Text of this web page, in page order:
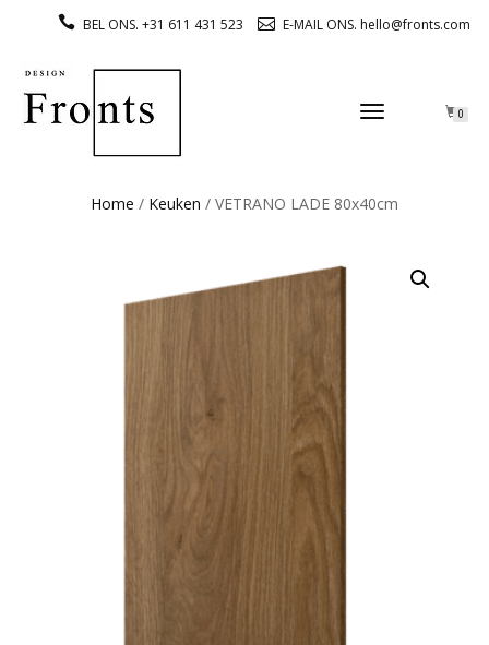
BEL ONS. +31 611 431 523 E-MAIL ONS. hello@fronts.com
TOGGLE
0
Home / Keuken / VETRANO LADE 80x40cm